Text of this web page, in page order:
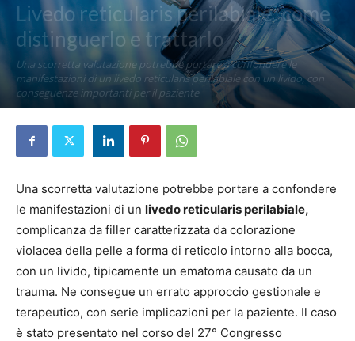
Livedo reticularis perilabiale: come
distinguerlo e trattarlo
Una scorretta valutazione potrebbe portare a confondere le
manifestazioni di un livedo reticularis perilabiale con un livido, con
conseguenze importanti per il paziente
Una scorretta valutazione potrebbe portare a confondere
le manifestazioni di un livedo reticularis perilabiale,
complicanza da filler caratterizzata da colorazione
violacea della pelle a forma di reticolo intorno alla bocca,
con un livido, tipicamente un ematoma causato da un
trauma. Ne consegue un errato approccio gestionale e
terapeutico, con serie implicazioni per la paziente. Il caso
è stato presentato nel corso del 27° Congresso